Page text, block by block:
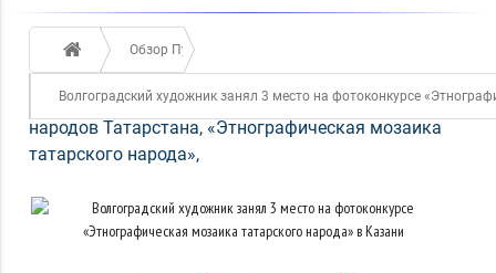
Обзор Публикаций
Волгоградский художник занял 3 место на фотоконкурсе
24 / ноября / 2016 1917
Дом Дружбы
народов Татарстана, «Этнографическая мозаика
татарского народа»,